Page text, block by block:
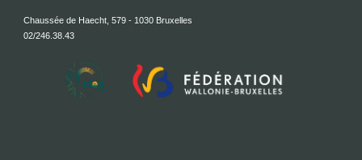
Chaussée de Haecht, 579 - 1030 Bruxelles
02/246.38.43